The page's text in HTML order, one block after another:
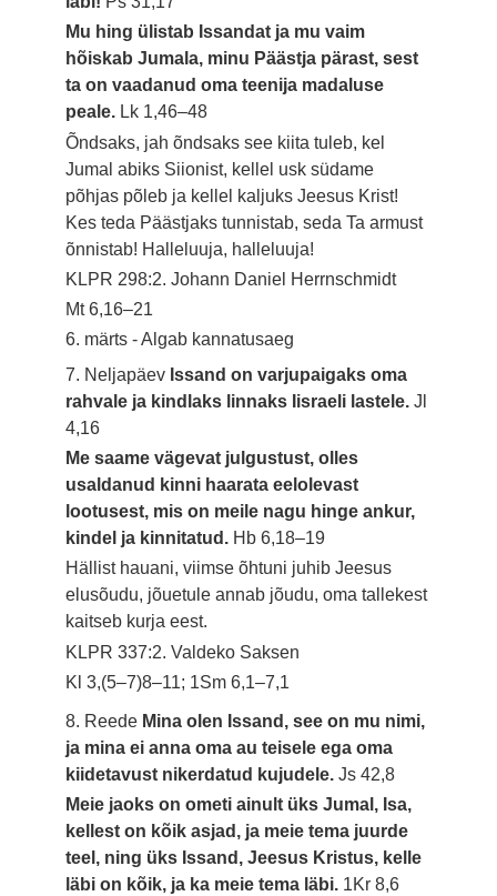
Mu hing ülistab Issandat ja mu vaim
hõiskab Jumala, minu Päästja pärast, sest
ta on vaadanud oma teenija madaluse
peale. Lk 1,46–48
Õndsaks, jah õndsaks see kiita tuleb, kel
Jumal abiks Siionist, kellel usk südame
põhjas põleb ja kellel kaljuks Jeesus Krist!
Kes teda Päästjaks tunnistab, seda Ta armust
õnnistab! Halleluuja, halleluuja!
KLPR 298:2. Johann Daniel Herrnschmidt
Mt 6,16–21
6. märts - Algab kannatusaeg
7. Neljapäev Issand on varjupaigaks oma
rahvale ja kindlaks linnaks Iisraeli lastele.Jl
4,16
Me saame vägevat julgustust, olles
usaldanud kinni haarata eelolevast
lootusest, mis on meile nagu hinge ankur,
kindel ja kinnitatud. Hb 6,18–19
Hällist hauani, viimse õhtuni juhib Jeesus
elusõudu, jõuetule annab jõudu, oma tallekest
kaitseb kurja eest.
KLPR 337:2. Valdeko Saksen
Kl 3,(5–7)8–11; 1Sm 6,1–7,1
8. Reede Mina olen Issand, see on mu nimi,
ja mina ei anna oma au teisele ega oma
kiidetavust nikerdatud kujudele.Js 42,8
Meie jaoks on ometi ainult üks Jumal, Isa,
kellest on kõik asjad, ja meie tema juurde
teel, ning üks Issand, Jeesus Kristus, kelle
läbi on kõik, ja ka meie tema läbi. 1Kr 8,6